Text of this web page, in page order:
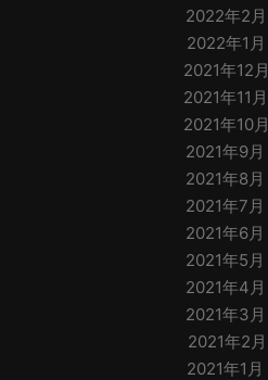
2022年2月
2022年1月
2021年12月
2021年11月
2021年10月
2021年9月
2021年8月
2021年7月
2021年6月
2021年5月
2021年4月
2021年3月
2021年2月
2021年1月